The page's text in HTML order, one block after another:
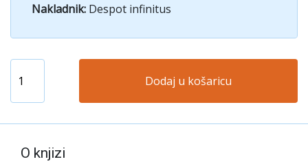
Nakladnik: Despot infinitus
Dodaj u košaricu
O knjizi